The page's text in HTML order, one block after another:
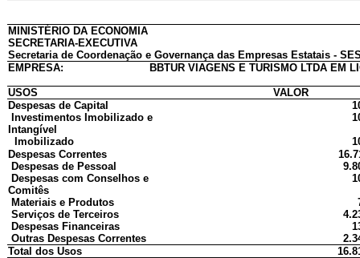
MINISTÉRIO DA ECONOMIA
SECRETARIA-EXECUTIVA
Secretaria de Coordenação e Governança das Empresas Estatais -
EMPRESA:
BBTUR VIAGENS E TURISMO LTDA EM
USOS
VALOR
Despesas de Capital
Investimentos Imobilizado e
Intangível
Imobilizado
Despesas Correntes
Despesas de Pessoal
Despesas com Conselhos e
Comitês
Materiais e Produtos
Serviços de Terceiros
Despesas Financeiras
Outras Despesas Correntes
Total dos Usos